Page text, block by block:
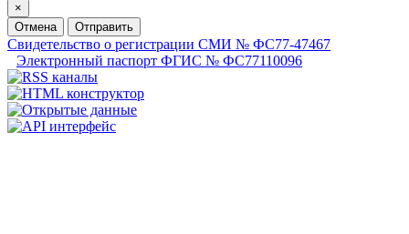
×
Отмена
Отправить
Свидетельство о регистрации СМИ № ФС77-47467
Электронный паспорт ФГИС № ФС77110096